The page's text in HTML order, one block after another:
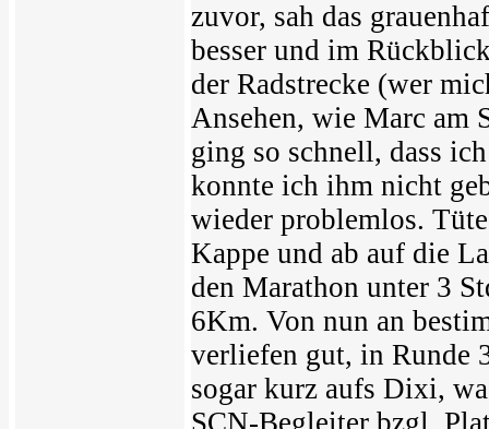
zuvor, sah das
besser und im
der Radstrecke (wer
Ansehen, wie Marc am
ging so schnell, dass
konnte ich ihm nicht
wieder problemlos.
Kappe und ab auf die
den Marathon unter 3
6Km. Von nun an
verliefen gut, in Runde
sogar kurz aufs Dixi,